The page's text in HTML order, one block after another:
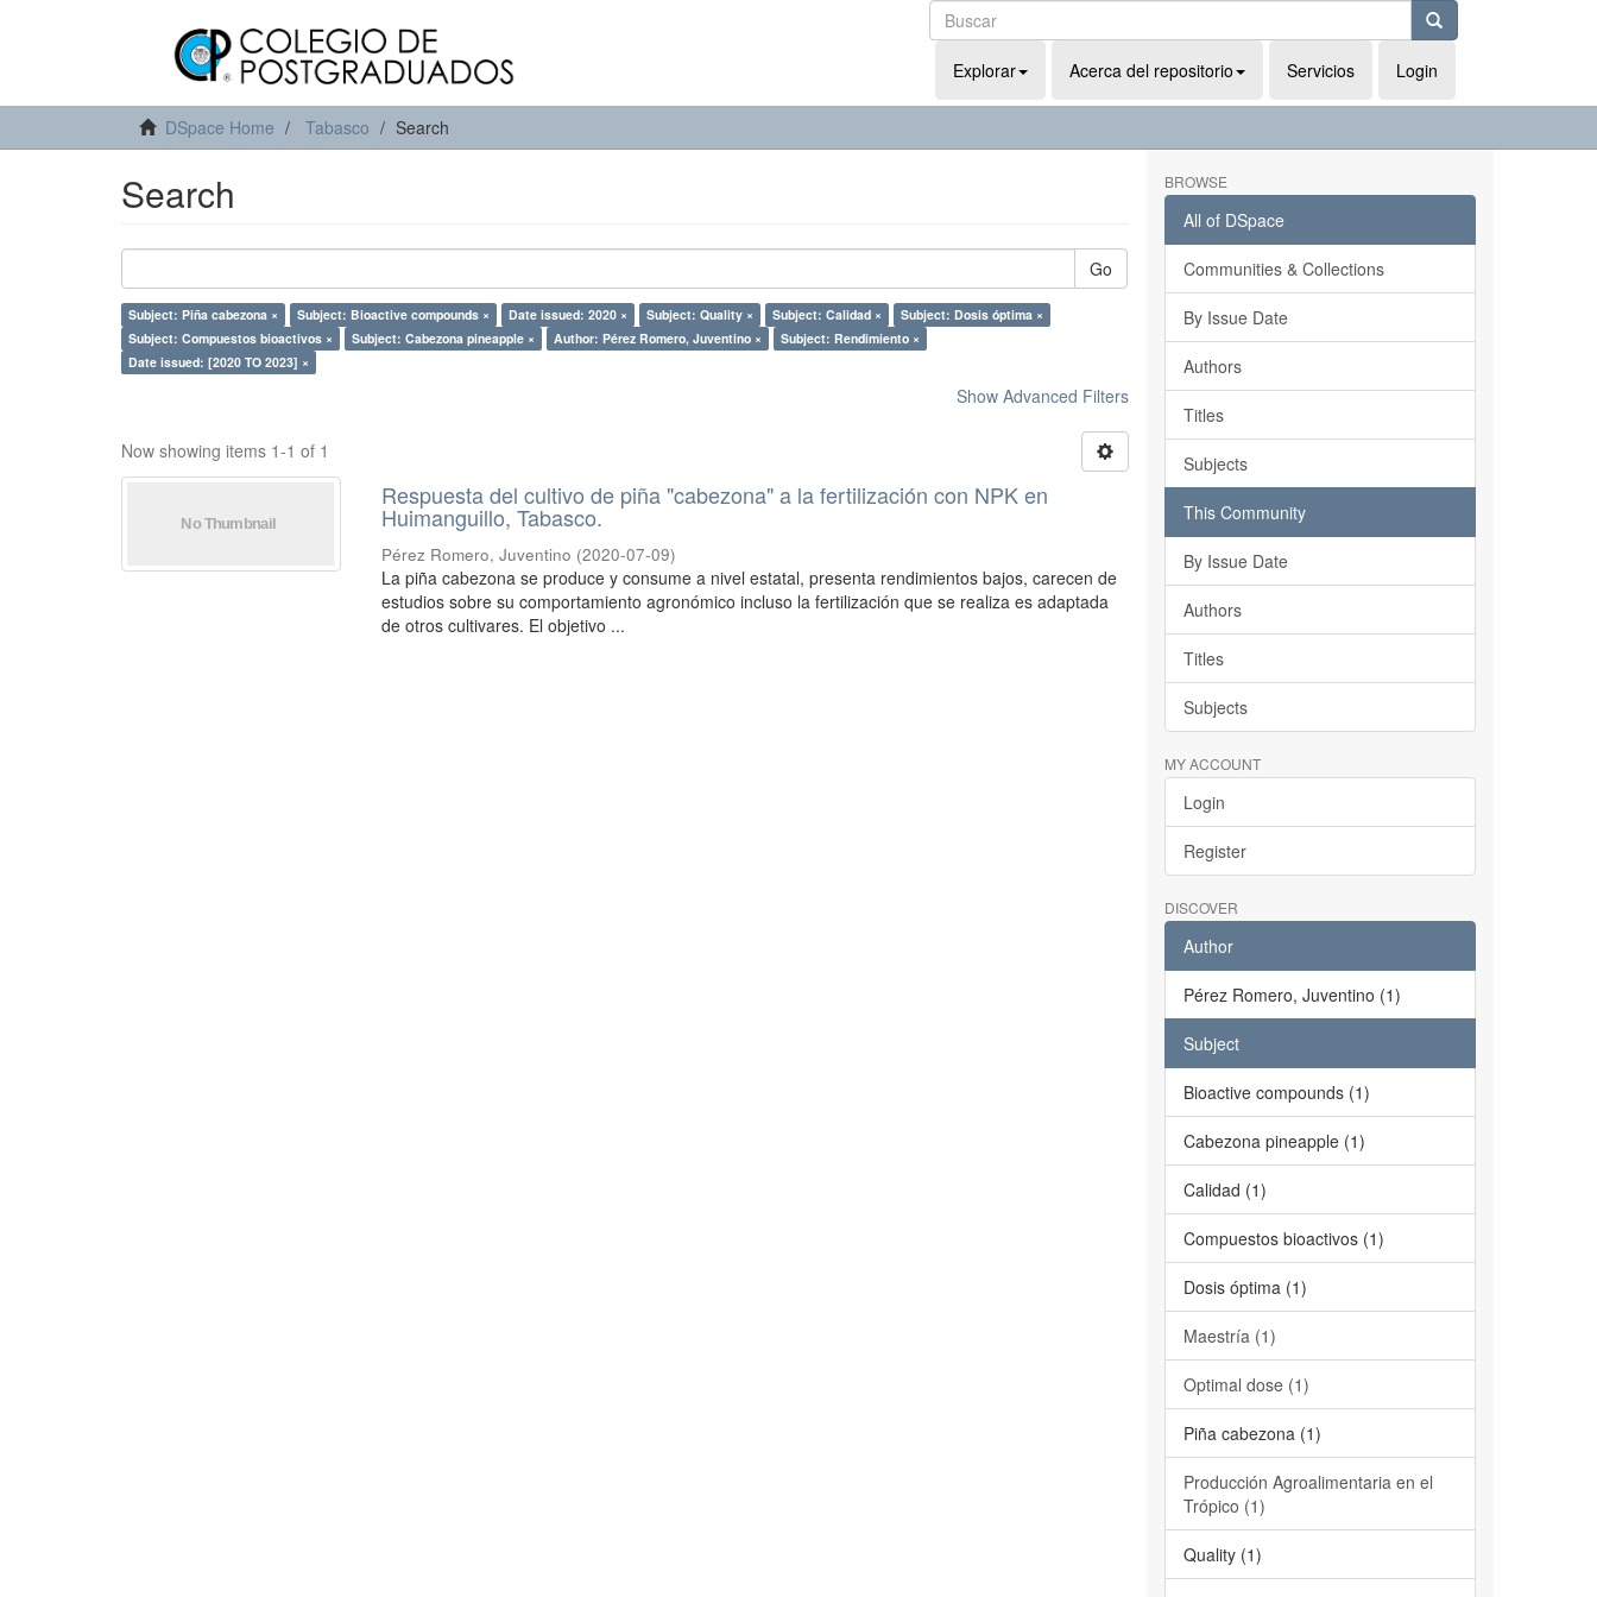
Explorar Acerca del repositorio Servicios Login
DSpace Home Tabasco Search
Search
Go
Subject: Piña cabezona × Subject: Bioactive compounds × Date issued: 2020 × Subject: Quality × Subject: Calidad ×
Subject: Dosis óptima ×
Subject: Compuestos bioactivos ×
Subject: Cabezona pineapple × Author: Pérez Romero, Juventino ×
Subject: Rendimiento ×
Date issued: [2020 TO 2023] ×
Show Advanced Filters
Now showing items 1-1 of 1
Respuesta del cultivo de piña "cabezona" a la fertilización con NPK en
Huimanguillo, Tabasco.
Pérez Romero, Juventino (2020-07-09)
La piña cabezona se produce y consume a nivel estatal, presenta rendimientos bajos, carecen de
estudios sobre su comportamiento agronómico incluso la fertilización que se realiza es adaptada
de otros cultivares. El objetivo ...
BROWSE
All of DSpace
Communities & Collections
By Issue Date
Authors
Titles
Subjects
This Community
By Issue Date
Authors
Titles
Subjects
MY ACCOUNT
Login
Register
DISCOVER
Author
Pérez Romero, Juventino (1)
Subject
Bioactive compounds (1)
Cabezona pineapple (1)
Calidad (1)
Compuestos bioactivos (1)
Dosis óptima (1)
Maestría (1)
Optimal dose (1)
Piña cabezona (1)
Producción Agroalimentaria en el
Trópico (1)
Quality (1)